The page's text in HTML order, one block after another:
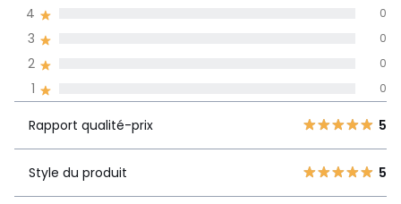
3
5
5
1 0
2 0
3 0
4 0
Rapport qualité-prix 5
Style du produit 5